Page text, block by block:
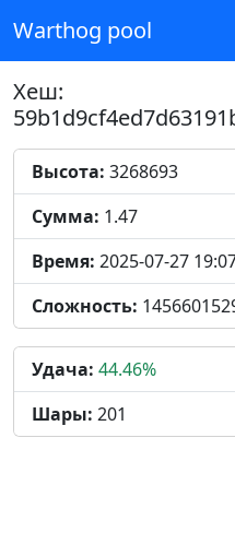
Warthog pool
Хеш:
Высота: 3268693
Сумма: 1.47
Время: 2025-07-27
Сложность:
Удача: 44.46%
Шары: 201